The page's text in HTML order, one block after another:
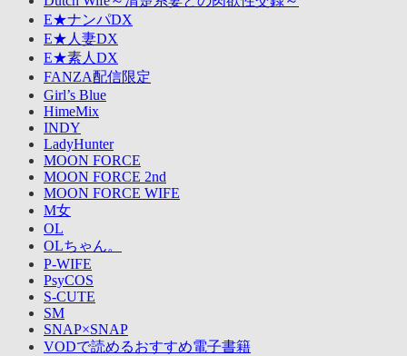
E★ナンパDX
E★人妻DX
E★素人DX
FANZA配信限定
Girl’s Blue
HimeMix
INDY
LadyHunter
MOON FORCE
MOON FORCE 2nd
MOON FORCE WIFE
M女
OL
OLちゃん。
P-WIFE
PsyCOS
S-CUTE
SM
SNAP×SNAP
VODで読めるおすすめ電子書籍